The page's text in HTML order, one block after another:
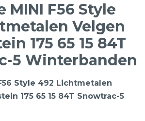
MINI F56 Style
Velgen
175 65 15 84T
5 Winterbanden
Style 492 Lichtmetalen
175 65 15 84T Snowtrac-5